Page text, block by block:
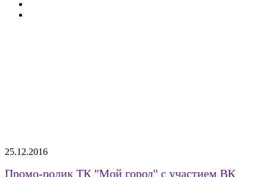
25.12.2016
Промо-ролик ТК "Мой город" с участием ВК